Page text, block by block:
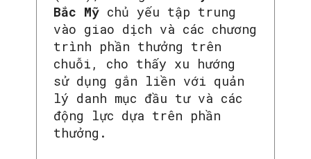
Bắc Mỹ chủ yếu tập trung
vào giao dịch và các chương
trình phần thưởng trên
chuỗi, cho thấy xu hướng
sử dụng gắn liền với quản
lý danh mục đầu tư và các
động lực dựa trên phần
thưởng.